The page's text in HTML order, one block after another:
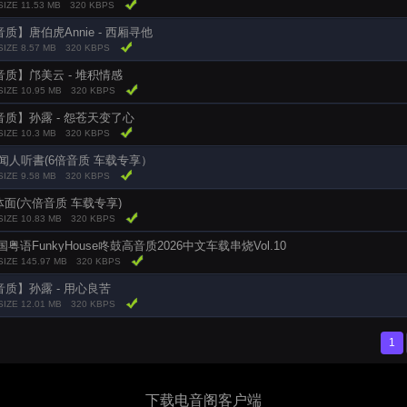
11.53 MB 320 KBPS
质】唐伯虎Annie - 西厢寻他
8.57 MB 320 KBPS
质】邝美云 - 堆积情感
10.95 MB 320 KBPS
质】孙露 - 怨苍天变了心
10.3 MB 320 KBPS
人听書(6倍音质 车载专享）
9.58 MB 320 KBPS
面(六倍音质 车载专享)
10.83 MB 320 KBPS
粤语FunkyHouse咚鼓高音质2026中文车载串烧Vol.10
145.97 MB 320 KBPS
质】孙露 - 用心良苦
12.01 MB 320 KBPS
1
下载电音阁客户端